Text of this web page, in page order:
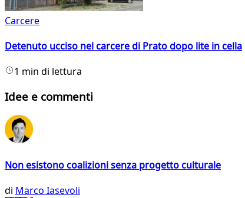
Carcere
Detenuto ucciso nel carcere di Prato dopo lite in cella
1 min di lettura
Idee e commenti
Non esistono coalizioni senza progetto culturale
di Marco Iasevoli